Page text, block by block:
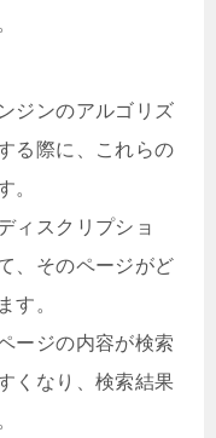
ジンのアルゴリズ
る際に、これらの
。
ィスクリプショ
、そのページがど
す。
ージの内容が検索
くなり、検索結果